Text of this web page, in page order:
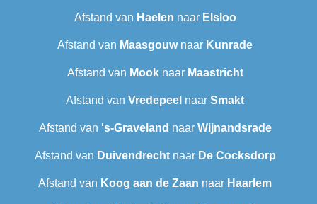
Afstand van Haelen naar Elsloo
Afstand van Maasgouwnaar Kunrade
Afstand van Mooknaar Maastricht
Afstand van Vredepeel naar Smakt
Afstand van 's-Graveland naar Wijnandsrade
Afstand van Duivendrechtnaar De Cocksdorp
Afstand van Koog aan de Zaan naar Haarlem